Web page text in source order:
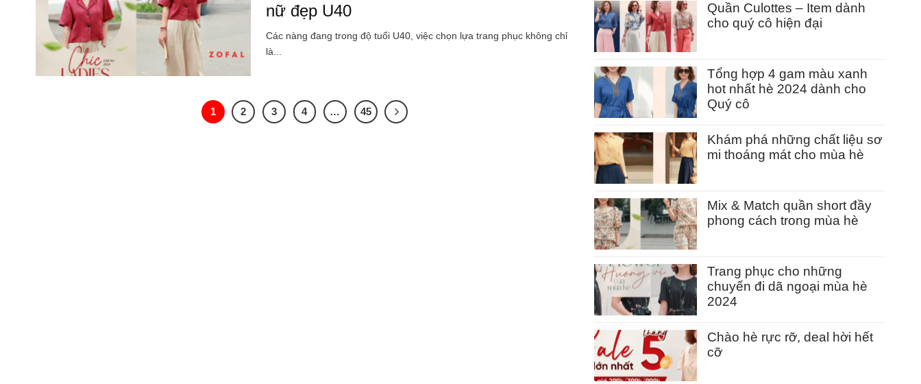
nữ đẹp U40
Các nàng đang trong độ tuổi U40, việc chọn lựa trang phục không chỉ
là...
1 2 3 4 … 45
Quần Culottes – Item dành
cho quý cô hiện đại
Tổng hợp 4 gam màu xanh
hot nhất hè 2024 dành cho
Quý cô
Khám phá những chất liệu sơ
mi thoáng mát cho mùa hè
Mix & Match quần short đầy
phong cách trong mùa hè
Trang phục cho những
chuyến đi dã ngoại mùa hè
2024
Chào hè rực rỡ, deal hời hết
cỡ